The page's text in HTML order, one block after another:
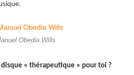
Obedia Wills
« thérapeutique » pour toi ?